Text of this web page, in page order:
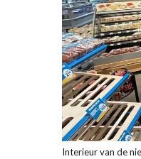
Interieur van de